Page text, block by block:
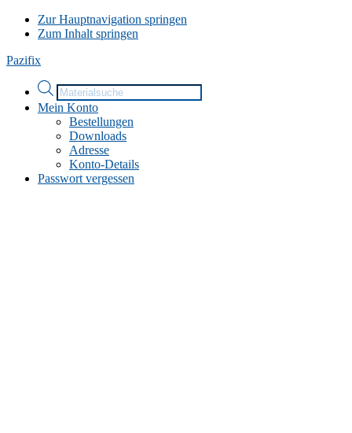
Zur Hauptnavigation springen
Zum Inhalt springen
Pazifix
Products
search
Mein Konto
Bestellungen
Downloads
Adresse
Konto-Details
Passwort vergessen